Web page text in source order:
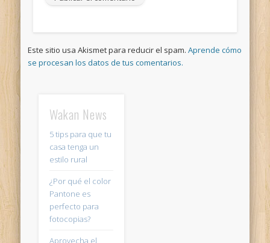
Este sitio usa Akismet para reducir el spam.Aprende cómo
se procesan los datos de tus comentarios.
Wakan News
5 tips para que tu
casa tenga un
estilo rural
¿Por qué el color
Pantone es
perfecto para
fotocopias?